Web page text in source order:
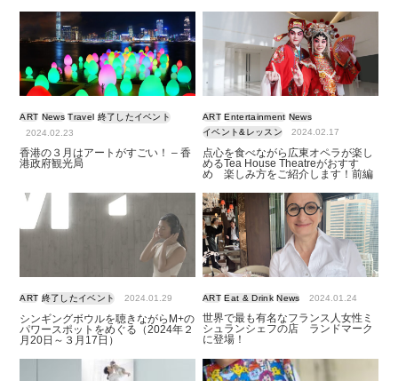
ART News Travel 終了したイベント
2024.02.23
香港の３月はアートがすごい！ – 香
港政府観光局
ART Entertainment News
イベント&レッスン
2024.02.17
点心を食べながら広東オペラが楽し
めるTea House Theatreがおすす
め 楽しみ方をご紹介します！前編
ART 終了したイベント 2024.01.29
シンギングボウルを聴きながらM+の
パワースポットをめぐる（2024年２
月20日～３月17日）
ART Eat & Drink News 2024.01.24
世界で最も有名なフランス人女性ミ
シュランシェフの店 ランドマーク
に登場！